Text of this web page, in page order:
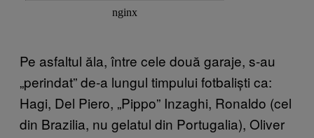
Pe asfaltul ăla, între cele două garaje, s-au
„perindat” de-a lungul timpului fotbaliști ca:
Hagi, Del Piero, „Pippo” Inzaghi, Ronaldo (cel
din Brazilia, nu gelatul din Portugalia), Oliver